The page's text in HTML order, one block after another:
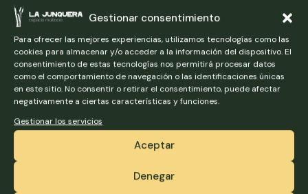
Gestionar consentimiento
Para ofrecer las mejores experiencias, utilizamos tecnologías como las
cookies para almacenar y/o acceder a la información del dispositivo. El
consentimiento de estas tecnologías nos permitirá procesar datos
como el comportamiento de navegación o las identificaciones únicas
en este sitio. No consentir o retirar el consentimiento, puede afectar
negativamente a ciertas características y funciones.
Gestionar los servicios
Aceptar
Denegar
con temperaturas en Zaragoza que pueden superar
los 35 grados. Una terraza con sistema de
nebulización como la de La Junquera es mucho más
cómoda que un bar cerrado.
3. VEN EN TRANSPORTE
PÚBLICO O USA EL PARKING
Para evitar problemas de aparcamiento en el centro,
o bien usas el transporte público (tranvía y la línea 58